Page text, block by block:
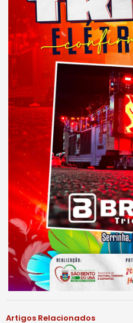
Artigos Relacionados